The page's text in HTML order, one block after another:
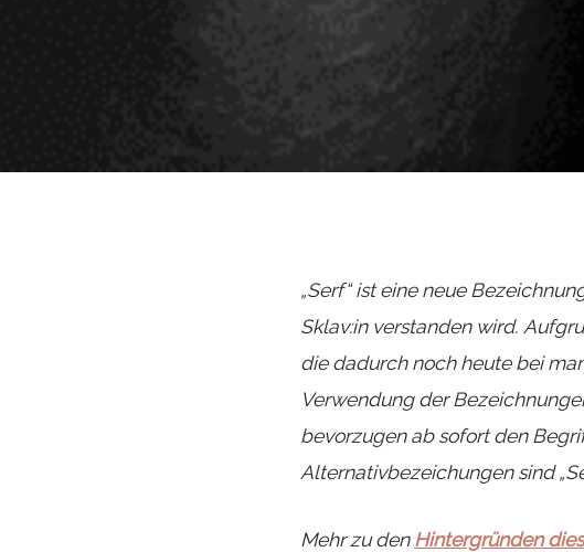
„Serf“ ist eine neue
Sklav:in verstanden wird.
die dadurch noch heute bei
Verwendung der
bevorzugen ab sofort den
Alternativbezeichungen sind
Mehr zu denHintergründen